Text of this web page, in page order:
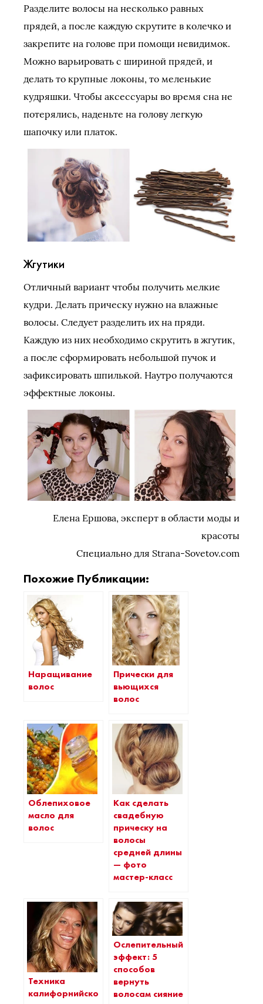
Разделите волосы на несколько равных
прядей, а после каждую скрутите в колечко и
закрепите на голове при помощи невидимок.
Можно варьировать с шириной прядей, и
делать то крупные локоны, то меленькие
кудряшки. Чтобы аксессуары во время сна не
потерялись, наденьте на голову легкую
шапочку или платок.
Жгутики
Отличный вариант чтобы получить мелкие
кудри. Делать прическу нужно на влажные
волосы. Следует разделить их на пряди.
Каждую из них необходимо скрутить в жгутик,
а после сформировать небольшой пучок и
зафиксировать шпилькой. Наутро получаются
эффектные локоны.
Елена Ершова, эксперт в области моды и
красоты
Специально для Strana-Sovetov.com
Похожие Публикации:
Наращивание
волос
Прически для
вьющихся
волос
Облепиховое
масло для
волос
Как сделать
свадебную
прическу на
волосы
средней длины
— фото
мастер-класс
Техника
калифорнийского
Ослепительный
эффект: 5
способов
вернуть
волосам сияние